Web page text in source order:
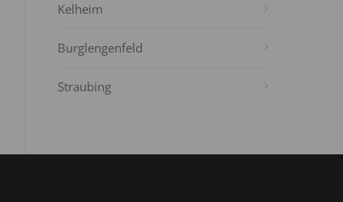
Kelheim
Burglengenfeld
Straubing